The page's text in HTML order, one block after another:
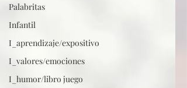
Palabritas
Infantil
I_aprendizaje/expositivo
I_valores/emociones
I_humor/libro juego